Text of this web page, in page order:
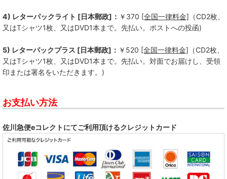
4) レターパックライト [日本郵政]： ￥370 [全国一律料金] （CD2枚、
又はTシャツ1枚、又はDVD1本まで。先払い。ポストへの投函)
5) レターパックプラス [日本郵政]： ￥520 [全国一律料金] （CD2枚、
又はTシャツ1枚、又はDVD1本まで。先払い。対面でお届けし、受領
印または署名をいただきます。)
お支払い方法
佐川急便eコレクトにてご利用頂けるクレジットカード